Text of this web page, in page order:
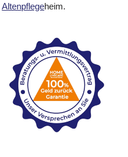
Altenpflegeheim.